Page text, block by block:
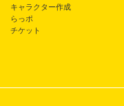
キャラクター作成
らっポ
チケット